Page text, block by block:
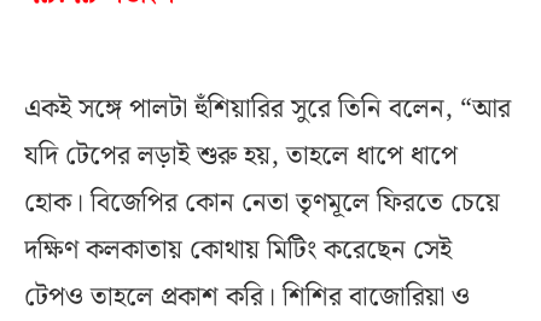
একই সঙ্গে পালটা হুঁশিয়ারির সুরে তিনি বলেন, “আর
যদি টেপের লড়াই শুরু হয়, তাহলে ধাপে ধাপে
হোক। বিজেপির কোন নেতা তৃণমূলে ফিরতে চেয়ে
দক্ষিণ কলকাতায় কোথায় মিটিং করেছেন সেই
টেপও তাহলে প্রকাশ করি। শিশির বাজোরিয়া ও